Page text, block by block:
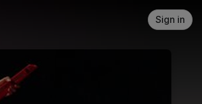
Sign in